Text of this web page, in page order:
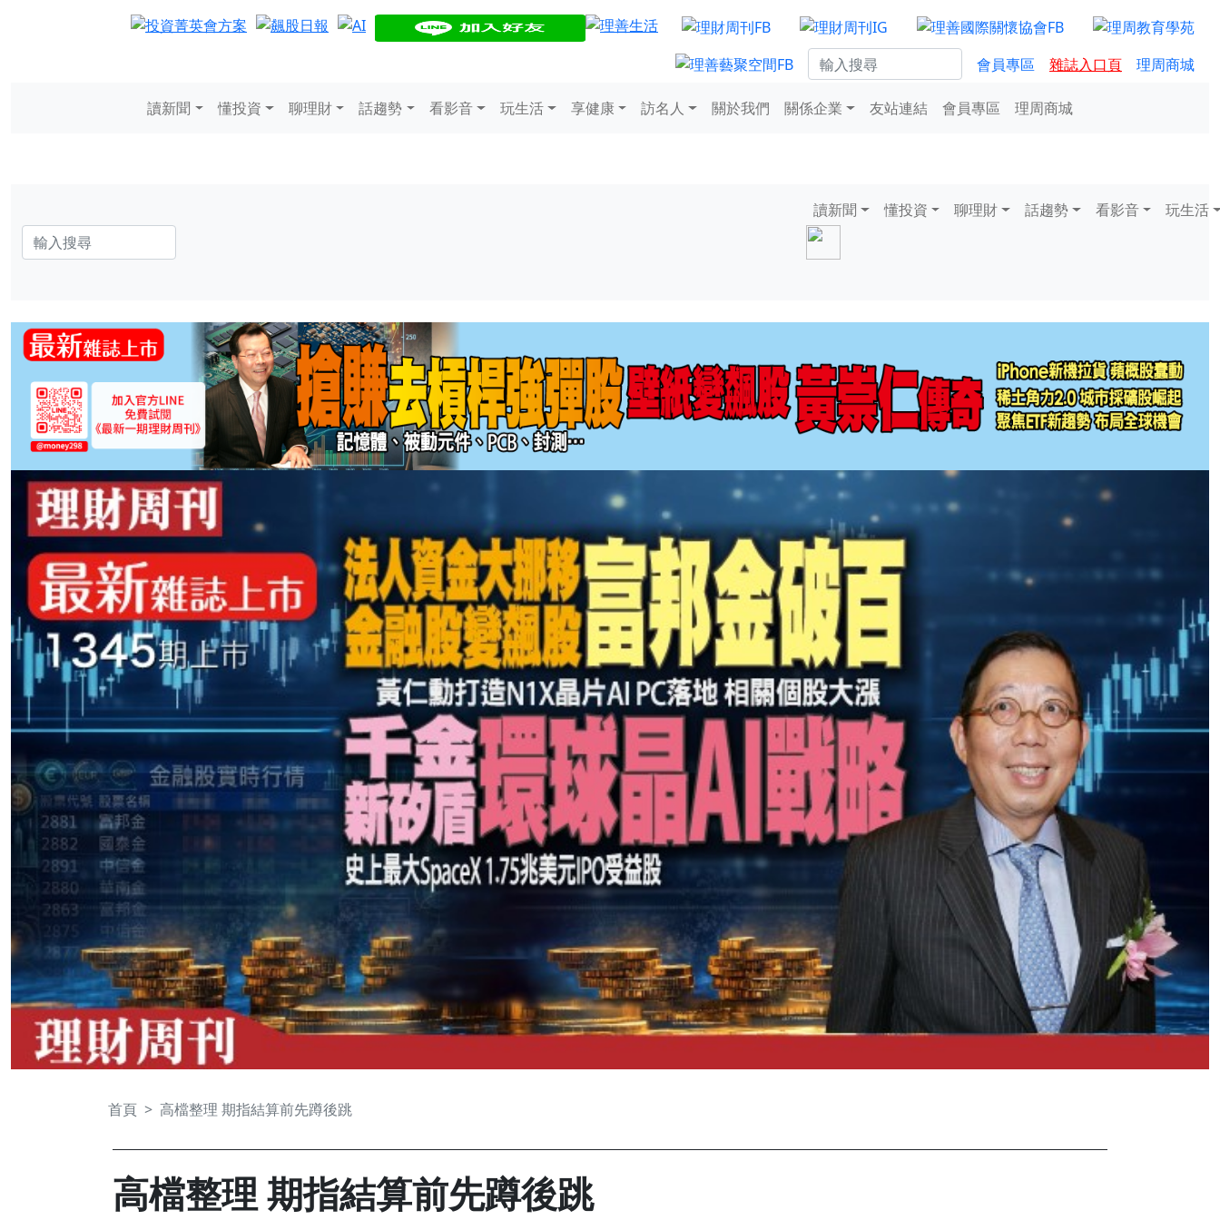
會員專區 雜誌入口頁 理周商城
讀新聞 懂投資 聊理財 話趨勢 看影音 玩生活 享健康 訪名人 關於我們 關係企業 友站連結 會員專區 理周商城
讀新聞 懂投資 聊理財 話趨勢 看影音 玩生活
首頁 高檔整理 期指結算前先蹲後跳
高檔整理 期指結算前先蹲後跳